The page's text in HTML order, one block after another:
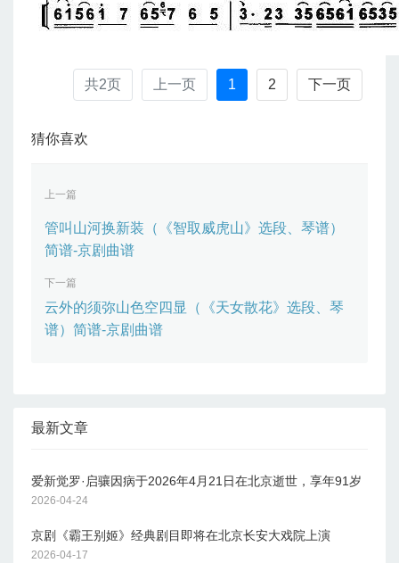
共2页 上一页 1 2 下一页
猜你喜欢
上一篇
管叫山河换新装（《智取威虎山》选段、琴谱）
简谱-京剧曲谱
下一篇
云外的须弥山色空四显（《天女散花》选段、琴
谱）简谱-京剧曲谱
最新文章
爱新觉罗·启骧因病于2026年4月21日在北京逝世，享年91岁
2026-04-24
京剧《霸王别姬》经典剧目即将在北京长安大戏院上演
2026-04-17